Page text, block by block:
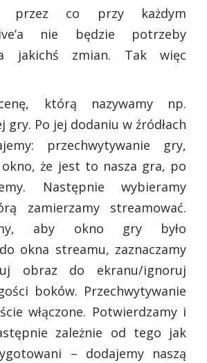
przez co przy każdym
nie będzie potrzeby
jakichś zmian. Tak więc
którą nazywamy np.
gry. Po jej dodaniu w źródłach
przechwytywanie gry,
że jest to nasza gra, po
Następnie wybieramy
zamierzamy streamować.
aby okno gry było
okna streamu, zaznaczamy
obraz do ekranu/ignoruj
boków. Przechwytywanie
włączone. Potwierdzamy i
zależnie od tego jak
– dodajemy naszą